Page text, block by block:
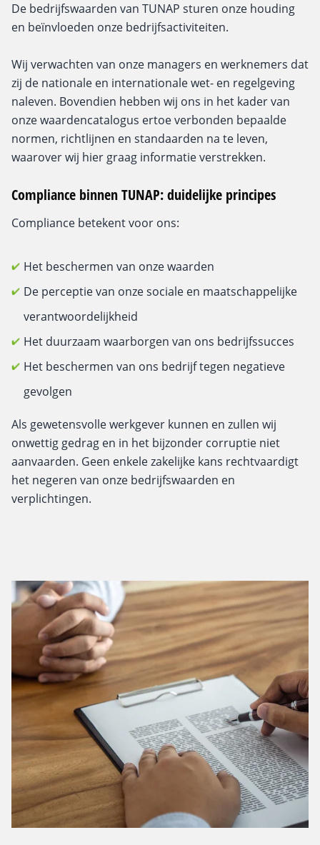
De bedrijfswaarden van TUNAP sturen onze houding
en beïnvloeden onze bedrijfsactiviteiten.
Wij verwachten van onze managers en werknemers dat
zij de nationale en internationale wet- en regelgeving
naleven. Bovendien hebben wij ons in het kader van
onze waardencatalogus ertoe verbonden bepaalde
normen, richtlijnen en standaarden na te leven,
waarover wij hier graag informatie verstrekken.
Compliance binnen TUNAP: duidelijke principes
Compliance betekent voor ons:
Het beschermen van onze waarden
De perceptie van onze sociale en maatschappelijke
verantwoordelijkheid
Het duurzaam waarborgen van ons bedrijfssucces
Het beschermen van ons bedrijf tegen negatieve
gevolgen
Als gewetensvolle werkgever kunnen en zullen wij
onwettig gedrag en in het bijzonder corruptie niet
aanvaarden. Geen enkele zakelijke kans rechtvaardigt
het negeren van onze bedrijfswaarden en
verplichtingen.